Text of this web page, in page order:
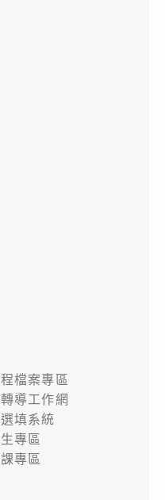
檔案專區
導工作網
填系統
專區
專區